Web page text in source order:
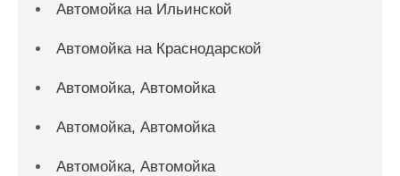
Автомойка на Ильинской
Автомойка на Краснодарской
Автомойка, Автомойка
Автомойка, Автомойка
Автомойка, Автомойка